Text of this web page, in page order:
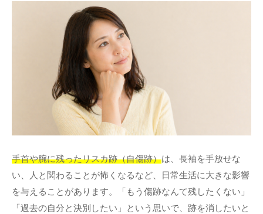
手首や腕に残ったリスカ跡（自傷跡）は、長袖を手放せな
い、人と関わることが怖くなるなど、日常生活に大きな影響
を与えることがあります。「もう傷跡なんて残したくない」
「過去の自分と決別したい」という思いで、跡を消したいと
採用情報
その他
English